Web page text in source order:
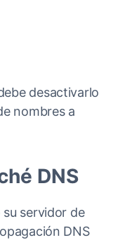
desactivarlo
nombres a
DNS
servidor de
DNS